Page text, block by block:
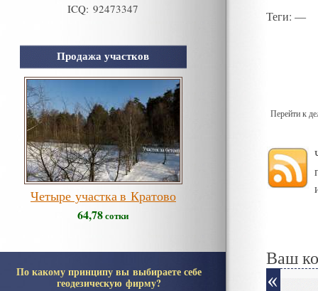
ICQ: 92473347
Продажа участков
Четыре участка в Кратово
64,78сотки
По какому принципу вы выбираете себе
геодезическую фирму?
Теги: —
Перейти к
Ваш